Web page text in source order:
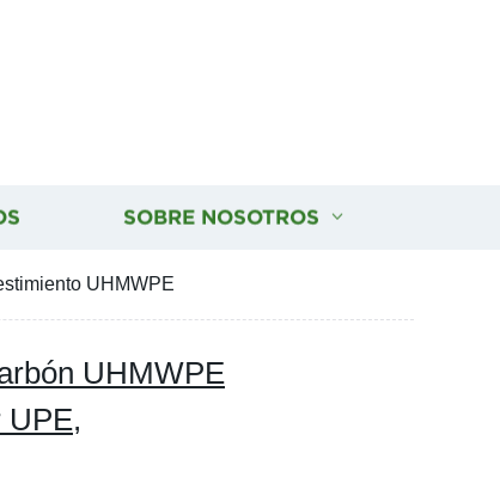
SOBRE NOSOTROS
UHMWPE
UHMWPE
UPE,